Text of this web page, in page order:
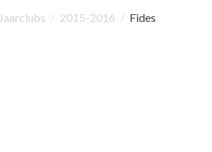
Jaarclubs 2015-2016 Fides